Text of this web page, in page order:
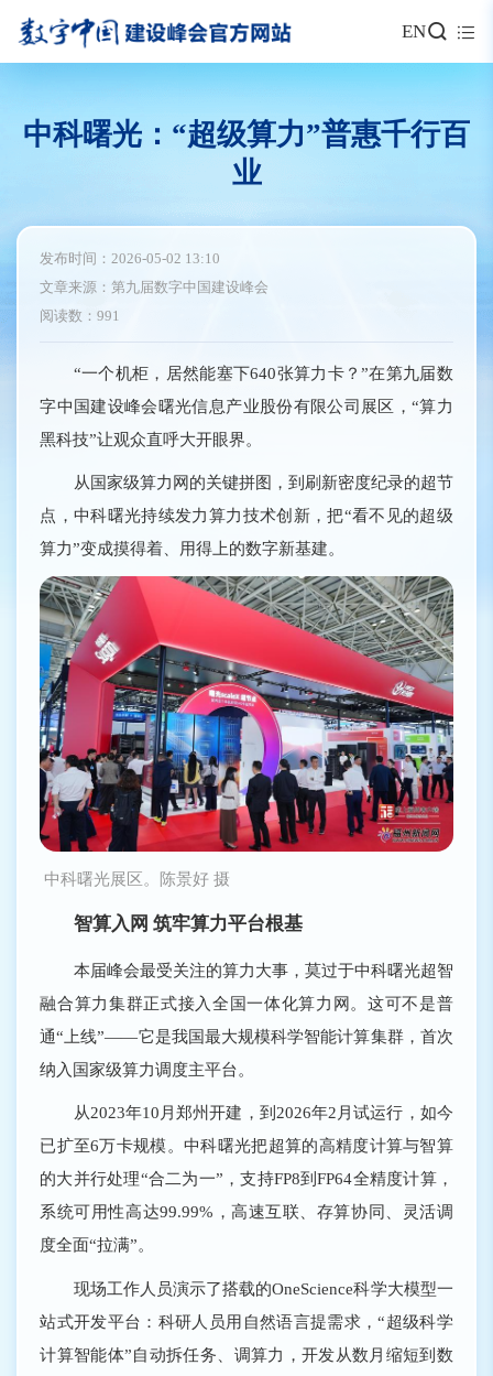
EN
中科曙光：“超级算力”普惠千行百
业
发布时间：2026-05-02 13:10
文章来源：第九届数字中国建设峰会
阅读数：991
“一个机柜，居然能塞下640张算力卡？”在第九届数
字中国建设峰会曙光信息产业股份有限公司展区，“算力
黑科技”让观众直呼大开眼界。
从国家级算力网的关键拼图，到刷新密度纪录的超节
点，中科曙光持续发力算力技术创新，把“看不见的超级
算力”变成摸得着、用得上的数字新基建。
中科曙光展区。陈景好 摄
智算入网 筑牢算力平台根基
本届峰会最受关注的算力大事，莫过于中科曙光超智
融合算力集群正式接入全国一体化算力网。这可不是普
通“上线”——它是我国最大规模科学智能计算集群，首次
纳入国家级算力调度主平台。
从2023年10月郑州开建，到2026年2月试运行，如今
已扩至6万卡规模。中科曙光把超算的高精度计算与智算
的大并行处理“合二为一”，支持FP8到FP64全精度计算，
系统可用性高达99.99%，高速互联、存算协同、灵活调
度全面“拉满”。
现场工作人员演示了搭载的OneScience科学大模型一
站式开发平台：科研人员用自然语言提需求，“超级科学
计算智能体”自动拆任务、调算力，开发从数月缩短到数